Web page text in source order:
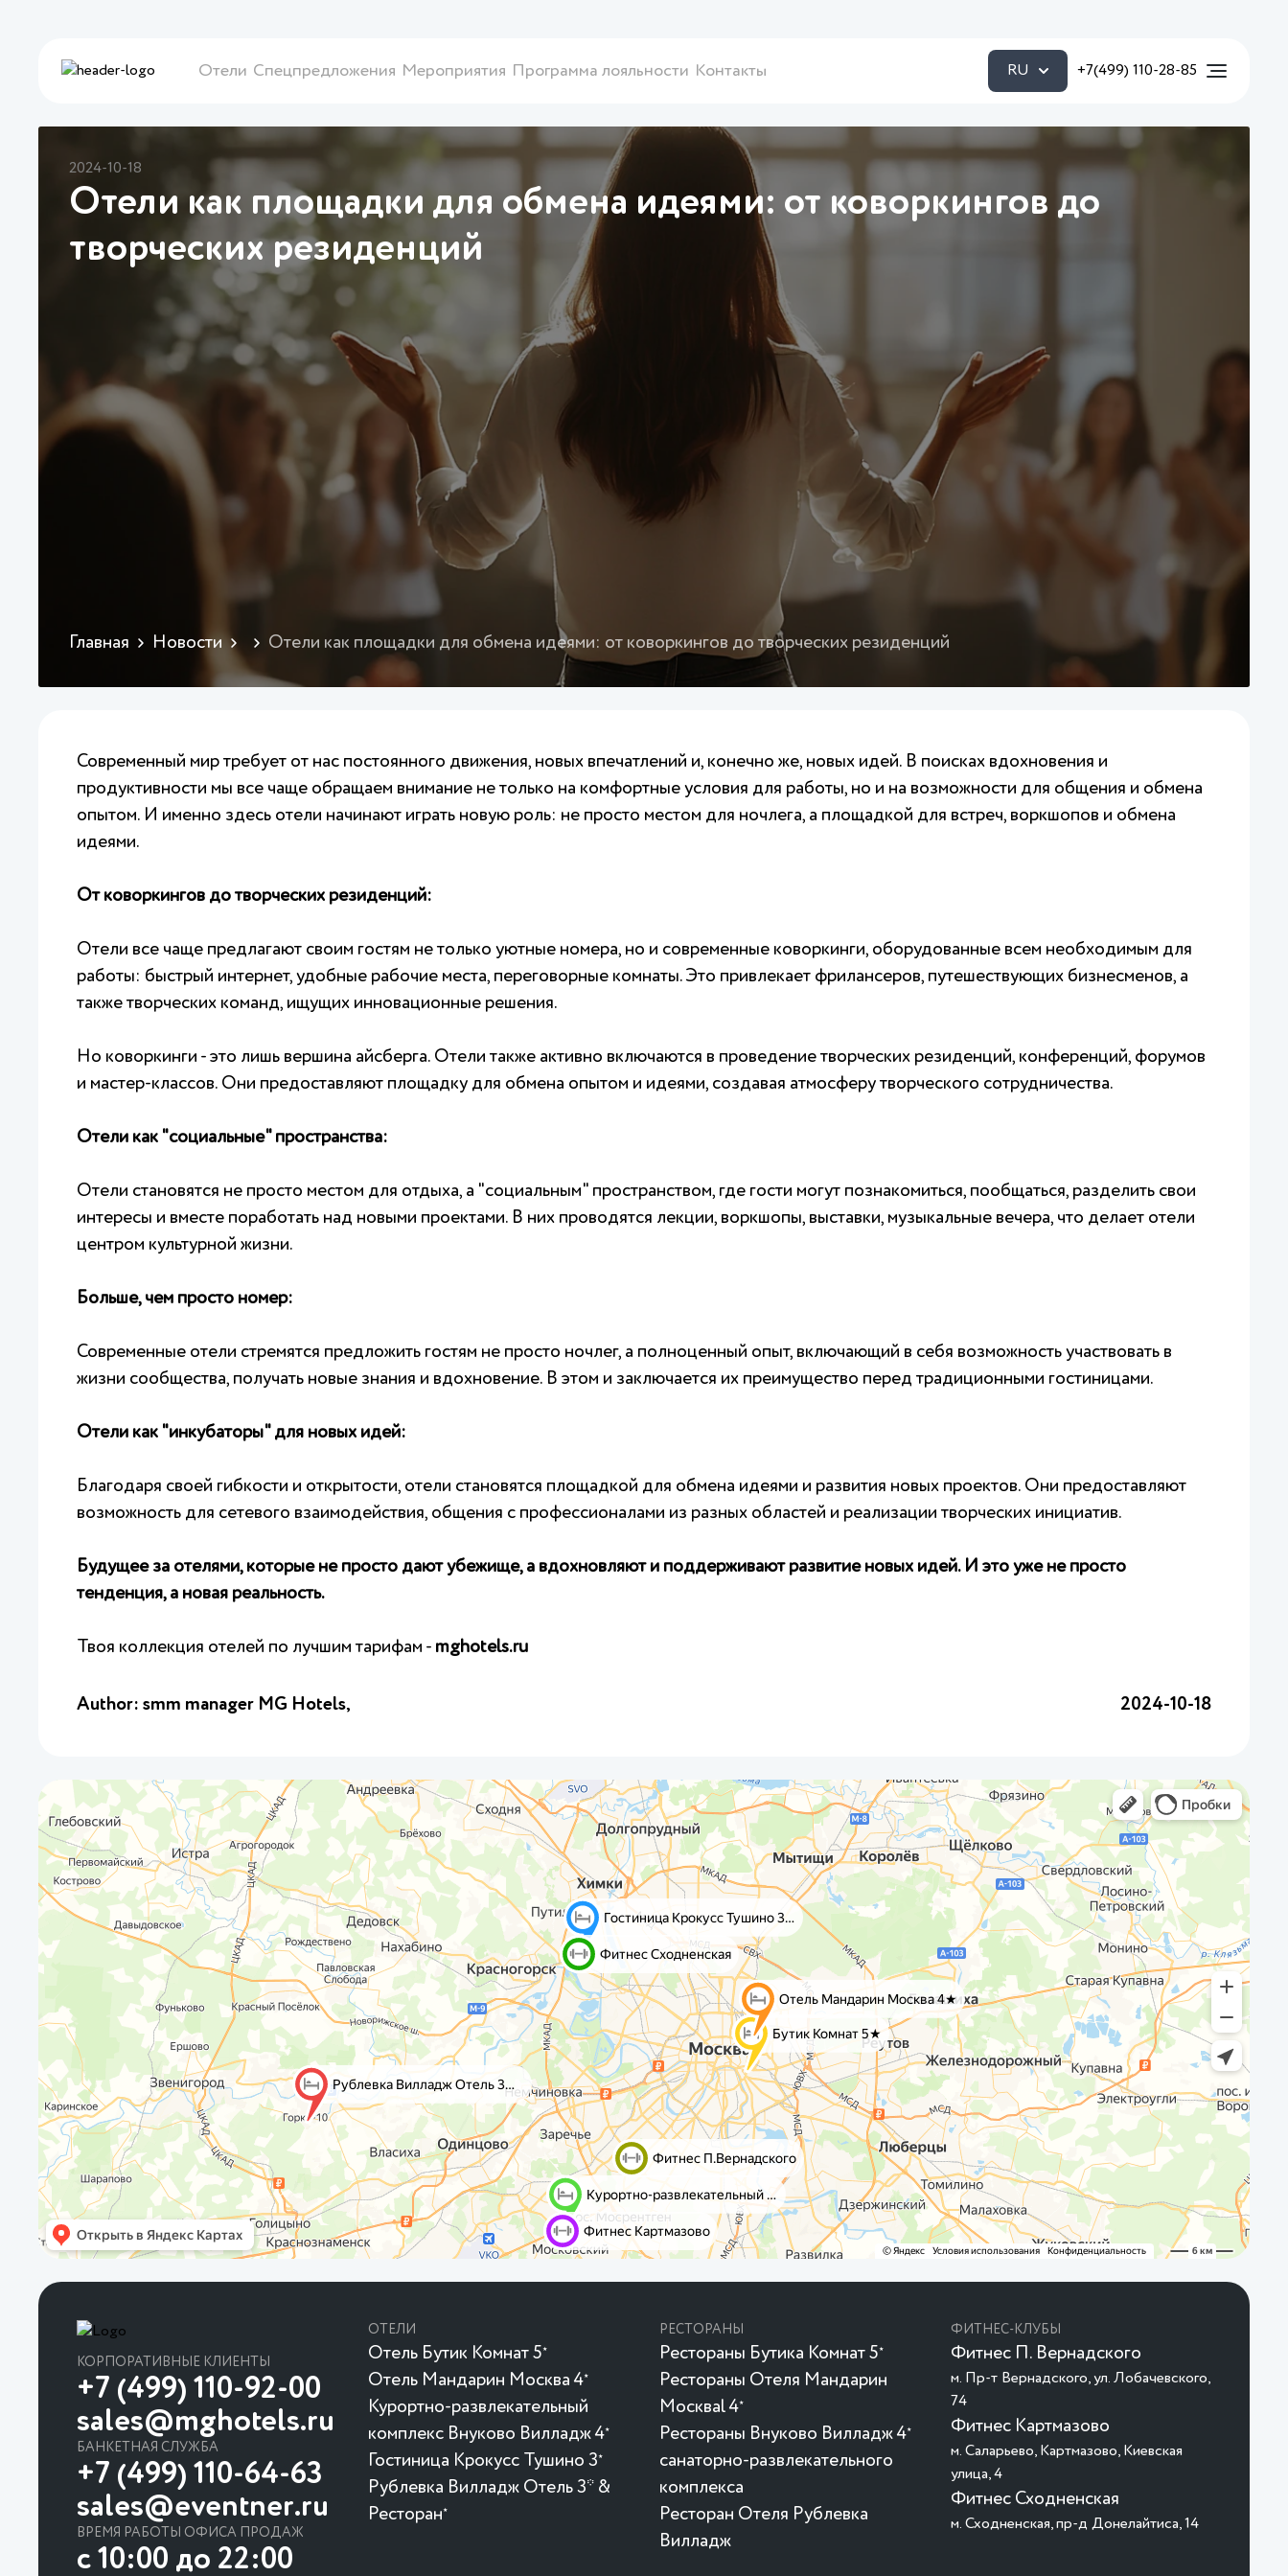
Отели Спецпредложения Мероприятия Программа лояльности Контакты RU +7(499) 110-28-85
2024-10-18
Отели как площадки для обмена идеями: от коворкингов до
творческих резиденций
Главная Новости Отели как площадки для обмена идеями: от коворкингов до творческих резиденций
Современный мир требует от нас постоянного движения, новых впечатлений и, конечно же, новых идей. В поисках вдохновения и
продуктивности мы все чаще обращаем внимание не только на комфортные условия для работы, но и на возможности для общения и обмена
опытом. И именно здесь отели начинают играть новую роль: не просто местом для ночлега, а площадкой для встреч, воркшопов и обмена
идеями.
От коворкингов до творческих резиденций:
Отели все чаще предлагают своим гостям не только уютные номера, но и современные коворкинги, оборудованные всем необходимым для
работы: быстрый интернет, удобные рабочие места, переговорные комнаты. Это привлекает фрилансеров, путешествующих бизнесменов, а
также творческих команд, ищущих инновационные решения.
Но коворкинги - это лишь вершина айсберга. Отели также активно включаются в проведение творческих резиденций, конференций, форумов
и мастер-классов. Они предоставляют площадку для обмена опытом и идеями, создавая атмосферу творческого сотрудничества.
Отели как "социальные" пространства:
Отели становятся не просто местом для отдыха, а "социальным" пространством, где гости могут познакомиться, пообщаться, разделить свои
интересы и вместе поработать над новыми проектами. В них проводятся лекции, воркшопы, выставки, музыкальные вечера, что делает отели
центром культурной жизни.
Больше, чем просто номер:
Современные отели стремятся предложить гостям не просто ночлег, а полноценный опыт, включающий в себя возможность участвовать в
жизни сообщества, получать новые знания и вдохновение. В этом и заключается их преимущество перед традиционными гостиницами.
Отели как "инкубаторы" для новых идей:
Благодаря своей гибкости и открытости, отели становятся площадкой для обмена идеями и развития новых проектов. Они предоставляют
возможность для сетевого взаимодействия, общения с профессионалами из разных областей и реализации творческих инициатив.
Будущее за отелями, которые не просто дают убежище, а вдохновляют и поддерживают развитие новых идей. И это уже не просто
тенденция, а новая реальность.
Твоя коллекция отелей по лучшим тарифам - mghotels.ru
Author: smm manager MG Hotels, 2024-10-18
КОРПОРАТИВНЫЕ КЛИЕНТЫ
+7 (499) 110-92-00
sales@mghotels.ru
БАНКЕТНАЯ СЛУЖБА
+7 (499) 110-64-63
sales@eventner.ru
ВРЕМЯ РАБОТЫ ОФИСА ПРОДАЖ
с 10:00 до 22:00
ОТЕЛИ
Отель Бутик Комнат 5★
Отель Мандарин Москва 4★
Курортно-развлекательный
комплекс Внуково Вилладж 4★
Гостиница Крокусc Тушино 3★
Рублевка Вилладж Отель 3* &
Ресторан★
РЕСТОРАНЫ
Рестораны Бутика Комнат 5★
Рестораны Отеля Мандарин
Москваl 4★
Рестораны Внуково Вилладж 4★
санаторно-развлекательного
комплекса
Ресторан Отеля Рублевка
Вилладж
ФИТНЕС-КЛУБЫ
Фитнес П. Вернадского
м. Пр-т Вернадского, ул. Лобачевского,
74
Фитнес Картмазово
м. Саларьево, Картмазово, Киевская
улица, 4
Фитнес Сходненская
м. Сходненская, пр-д Донелайтиса, 14